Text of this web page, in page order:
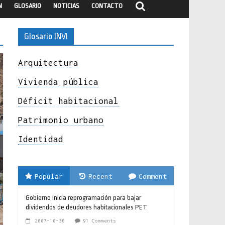
GLOSARIO NOTICIAS CONTACTO
Glosario INVI
Arquitectura
Vivienda pública
Déficit habitacional
Patrimonio urbano
Identidad
Popular Recent Comment
Gobierno inicia reprogramación para bajar
dividendos de deudores habitacionales PET
2007-10-30 91 Comments